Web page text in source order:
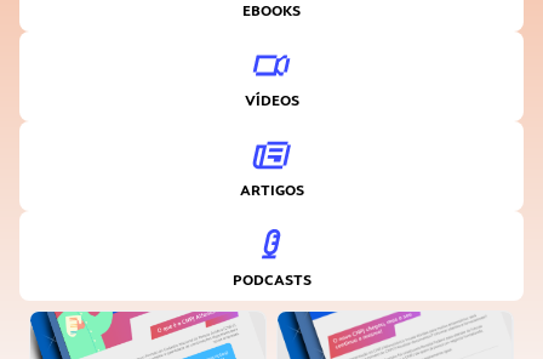
EBOOKS
VÍDEOS
ARTIGOS
PODCASTS